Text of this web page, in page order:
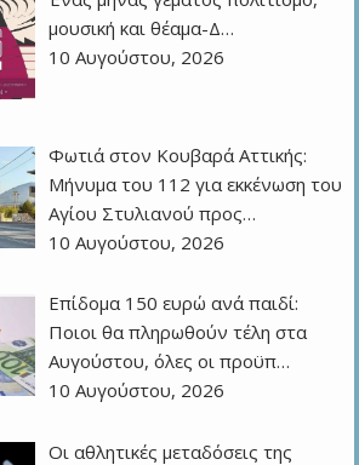
μουσική και θέαμα-Δ…
10 Αυγούστου, 2026
Φωτιά στον Κουβαρά Αττικής:
Μήνυμα του 112 για εκκένωση του
Αγίου Στυλιανού προς…
10 Αυγούστου, 2026
Επίδομα 150 ευρώ ανά παιδί:
Ποιοι θα πληρωθούν τέλη στα
Αυγούστου, όλες οι προϋπ…
10 Αυγούστου, 2026
Οι αθλητικές μεταδόσεις της